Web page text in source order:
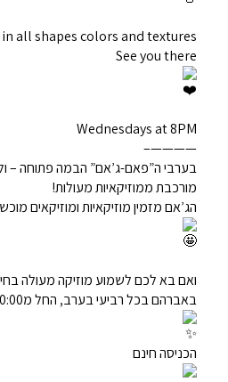
all shapes colors and textures.
See you there
Wednesdays at 8PM
————–
בערבי ה”פאם-ג’אם” הבמה פתוחה –
מורכבת ממוזיקאיות מעולות!
הג’אם מזמין מוזיקאיות ומוזיקאים
ואם בא לכם לשמוע מוזיקה מעולה
באברהם בכל רביעי בערב, החל מ20:00
הכניסה חינם